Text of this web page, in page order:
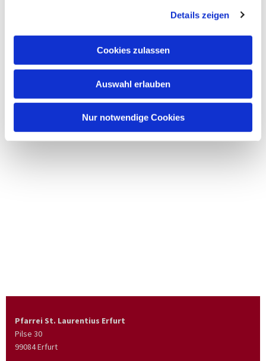
Details zeigen
Cookies zulassen
Auswahl erlauben
Nur notwendige Cookies
Pfarrei St. Laurentius Erfurt
Pilse 30
99084 Erfurt